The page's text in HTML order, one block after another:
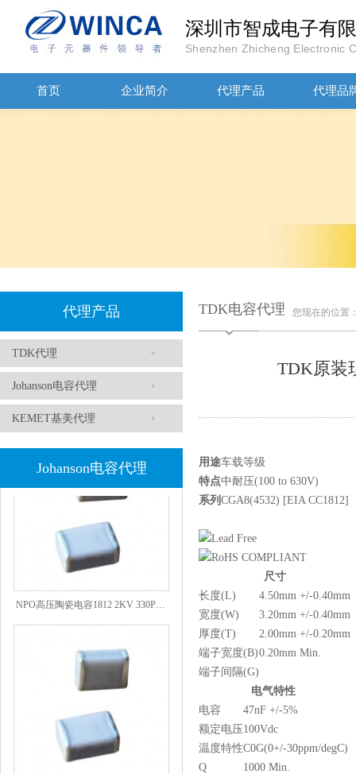
深圳市智成电子有
Shenzhen Zhicheng Electronic
首页 企业简介 代理产品 代理品
代理产品
TDK代理
Johanson电容代理
KEMET基美代理
Johanson电容代理
高压贴片电容2220 2KV X7R 0.01UF封装
1808 Y2 1NF安规贴片电容Johanson品牌
TDK电容代理 您现在的位置
TDK原装
用途车载等级
特点中耐压(100 to 630V)
系列 CGA8(4532) [EIA CC1812]
尺寸
长度(L)
4.50mm +/-0.40mm
宽度(W)
3.20mm +/-0.40mm
厚度(T)
2.00mm +/-0.20mm
端子宽度(B)0.20mm Min.
端子间隔(G)
电气特性
电容
47nF +/-5%
额定电压100Vdc
温度特性C0G(0+/-30ppm/degC)
Q
1000 Min.